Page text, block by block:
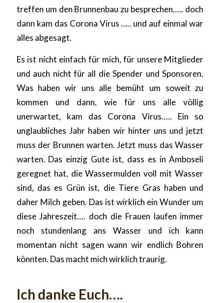
treffen um den Brunnenbau zu besprechen….. doch
dann kam das Corona Virus ….. und auf einmal war
alles abgesagt.
Es ist nicht einfach für mich, für unsere Mitglieder
und auch nicht für all die Spender und Sponsoren.
Was haben wir uns alle bemüht um soweit zu
kommen und dann, wie für uns alle völlig
unerwartet, kam das Corona Virus….. Ein so
unglaubliches Jahr haben wir hinter uns und jetzt
muss der Brunnen warten. Jetzt muss das Wasser
warten. Das einzig Gute ist, dass es in Amboseli
geregnet hat, die Wassermulden voll mit Wasser
sind, das es Grün ist, die Tiere Gras haben und
daher Milch geben. Das ist wirklich ein Wunder um
diese Jahreszeit…. doch die Frauen laufen immer
noch stundenlang ans Wasser und ich kann
momentan nicht sagen wann wir endlich Bohren
könnten. Das macht mich wirklich traurig.
Ich danke Euch….